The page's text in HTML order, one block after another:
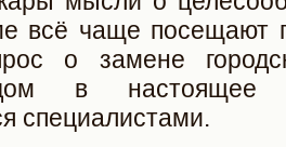
всё чаще посещают
о замене
в настоящее
специалистами.